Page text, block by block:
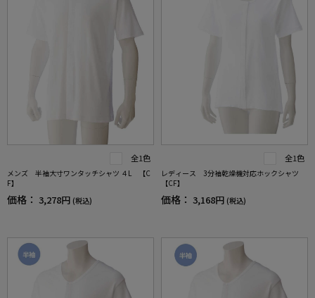
全1色
メンズ 半袖大寸ワンタッチシャツ ４L 【C
F】
価格： 3,278円 (税込)
全1色
レディース 3分袖乾燥機対応ホックシャツ
【CF】
価格： 3,168円 (税込)